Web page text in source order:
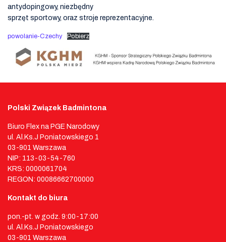
antydopingowy, niezbędny
sprzęt sportowy, oraz stroje reprezentacyjne.
powolanie-Czechy Pobierz
Polski Związek Badmintona
Biuro Flex na PGE Narodowy
ul. Al.Ks.J Poniatowskiego 1
03-901 Warszawa
NIP: 113-03-54-760
KRS: 0000061704
REGON: 00086662700000
Kontakt do biura
pon.-pt. w godz. 9:00-17:00
ul. Al.Ks.J Poniatowskiego
03-901 Warszawa